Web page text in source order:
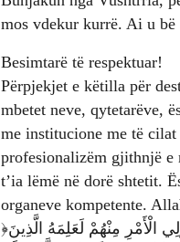
mos vdekur kurrë. Ai u bë
Besimtarë të respektuar!
Përpjekjet e këtilla për
mbetet neve, qytetarëve,
me institucione me të
profesionalizëm gjithnjë e
t’ia lëmë në dorë shtetit.
organeve kompetente.
﴿وَإِذَا جَاءَهُمْ أَمْرٌ مِنَ الْأَمْنِ أَوِ الْخَوْفِ أَذَاعُوا بِهِ وَلَوْ رَدُّوهُ إِلَى الرَّسُولِ وَإِلَى أُولِي الْأَمْرِ مِنْهُمْ لَعَلِمَهُ الَّذِينَ